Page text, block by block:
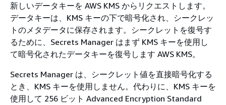
新しいデータキーを AWS KMS からリクエストします。
データキーは、KMS キーの下で暗号化され、シークレッ
トのメタデータに保存されます。シークレットを復号す
るために、Secrets Manager はまず KMS キーを使用し
て暗号化されたデータキーを復号します AWS KMS。
Secrets Manager は、シークレット値を直接暗号化する
とき、KMS キーを使用しません。代わりに、KMS キーを
使用して 256 ビット Advanced Encryption Standard